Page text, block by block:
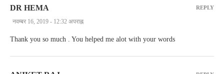
DR HEMA
नवम्बर 16, 2019 - 12:32 अपराह्न
Thank you so much . You helped me alot with your words
REPLY